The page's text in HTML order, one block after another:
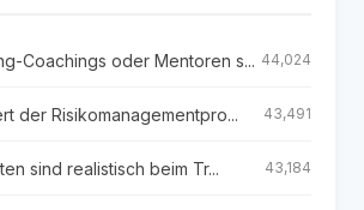
Coachings oder Mentoren s... 44,024
der Risikomanagementpro... 43,491
sind realistisch beim Tr... 43,184